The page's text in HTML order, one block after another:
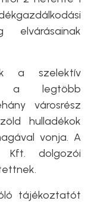
elvárásainak
a szelektív
a legtöbb
városrész
hulladékok
vonja. A
Kft. dolgozói
tájékoztatót